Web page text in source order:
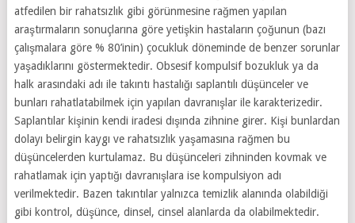
atfedilen bir rahatsızlık gibi görünmesine rağmen yapılan
araştırmaların sonuçlarına göre yetişkin hastaların çoğunun (bazı
çalışmalara göre % 80’inin) çocukluk döneminde de benzer sorunlar
yaşadıklarını göstermektedir. Obsesif kompulsif bozukluk ya da
halk arasındaki adı ile takıntı hastalığı saplantılı düşünceler ve
bunları rahatlatabilmek için yapılan davranışlar ile karakterizedir.
Saplantılar kişinin kendi iradesi dışında zihnine girer. Kişi bunlardan
dolayı belirgin kaygı ve rahatsızlık yaşamasına rağmen bu
düşüncelerden kurtulamaz. Bu düşünceleri zihninden kovmak ve
rahatlamak için yaptığı davranışlara ise kompulsiyon adı
verilmektedir. Bazen takıntılar yalnızca temizlik alanında olabildiği
gibi kontrol, düşünce, dinsel, cinsel alanlarda da olabilmektedir.